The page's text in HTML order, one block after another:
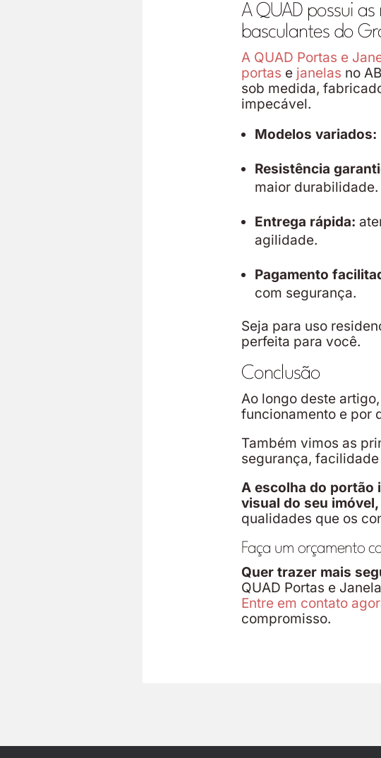
A QUAD possui
basculantes do
A QUAD Portas e
portas e janelas no
sob medida,
impecável.
Modelos variados:
Resistência
maior durabilidade.
Entrega rápida:
agilidade.
Pagamento
com segurança.
Seja para uso
perfeita para você.
Conclusão
Ao longo deste
funcionamento e por
Também vimos as
segurança,
A escolha do portão
visual do seu imóvel,
qualidades que os
Faça um orçamento
Quer trazer mais
QUAD Portas e
Entre em contato
compromisso.